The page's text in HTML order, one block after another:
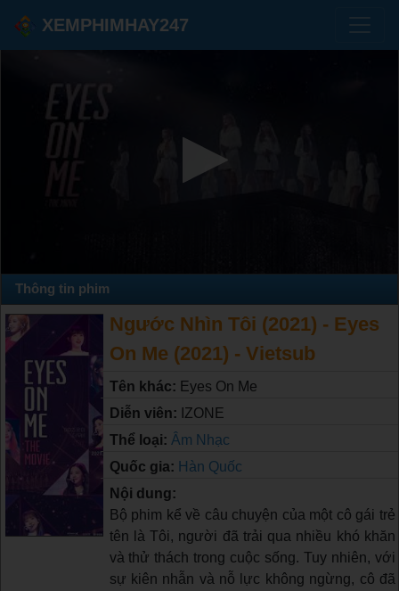
XEMPHIMHAY247
Thông tin phim
Ngước Nhìn Tôi (2021) - Eyes
On Me (2021) - Vietsub
Tên khác: Eyes On Me
Diễn viên: IZONE
Thể loại: Âm Nhạc
Quốc gia: Hàn Quốc
Nội dung:
Bộ phim kể về câu chuyện của một cô gái trẻ
tên là Tôi, người đã trải qua nhiều khó khăn
và thử thách trong cuộc sống. Tuy nhiên, với
sự kiên nhẫn và nỗ lực không ngừng, cô đã